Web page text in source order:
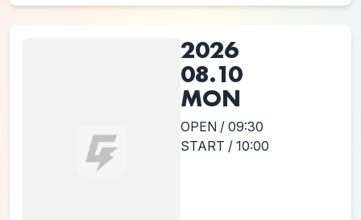
2026
08.10
MON
OPEN / 09:30
START / 10:00